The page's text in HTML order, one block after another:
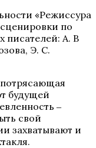
«Режиссура
по
писателей: А. В
Э. С.
будущей
‒
свой
захватывают и